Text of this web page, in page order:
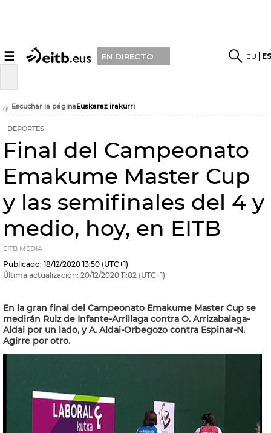
☰ EN DIRECTO EU
Escuchar la páginaEuskaraz irakurri
DEPORTES
Final del Campeonato
Emakume Master Cup
y las semifinales del 4 y
medio, hoy, en EITB
EITB MEDIA
Publicado: 18/12/2020 13:50 (UTC+1)
Última actualización: 20/12/2020 11:02 (UTC+1)
En la gran final del Campeonato Emakume Master Cup se
medirán Ruiz de Infante-Arrillaga contra O. Arrizabalaga-
Aldai por un lado, y A. Aldai-Orbegozo contra Espinar-N.
Agirre por otro.